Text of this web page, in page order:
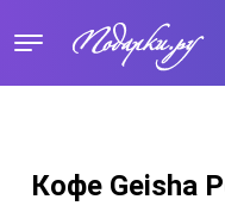
Кофе Geisha